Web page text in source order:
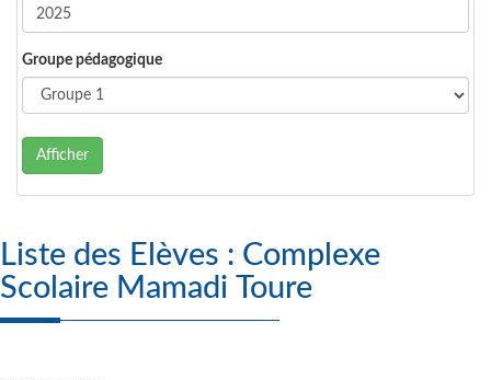
Groupe pédagogique
Afficher
Liste des Elèves : Complexe
Scolaire Mamadi Toure